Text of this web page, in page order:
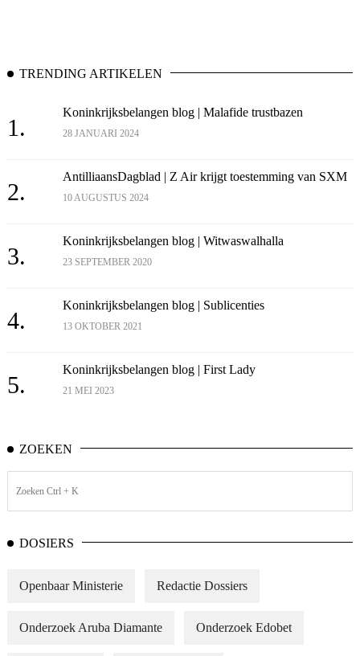
TRENDING ARTIKELEN
1.
Koninkrijksbelangen blog | Malafide trustbazen
28 JANUARI 2024
2.
AntilliaansDagblad | Z Air krijgt toestemming van SXM
10 AUGUSTUS 2024
3.
Koninkrijksbelangen blog | Witwaswalhalla
23 SEPTEMBER 2020
4.
Koninkrijksbelangen blog | Sublicenties
13 OKTOBER 2021
5.
Koninkrijksbelangen blog | First Lady
21 MEI 2023
ZOEKEN
DOSIERS
Openbaar Ministerie Redactie Dossiers
Onderzoek Aruba Diamante Onderzoek Edobet